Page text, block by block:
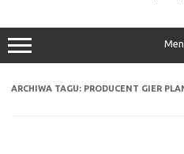
ARCHIWA TAGU: PRODUCENT GIER